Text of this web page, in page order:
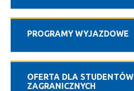
PROGRAMY WYJAZDOWE
OFERTA DLA STUDENTÓW
ZAGRANICZNYCH